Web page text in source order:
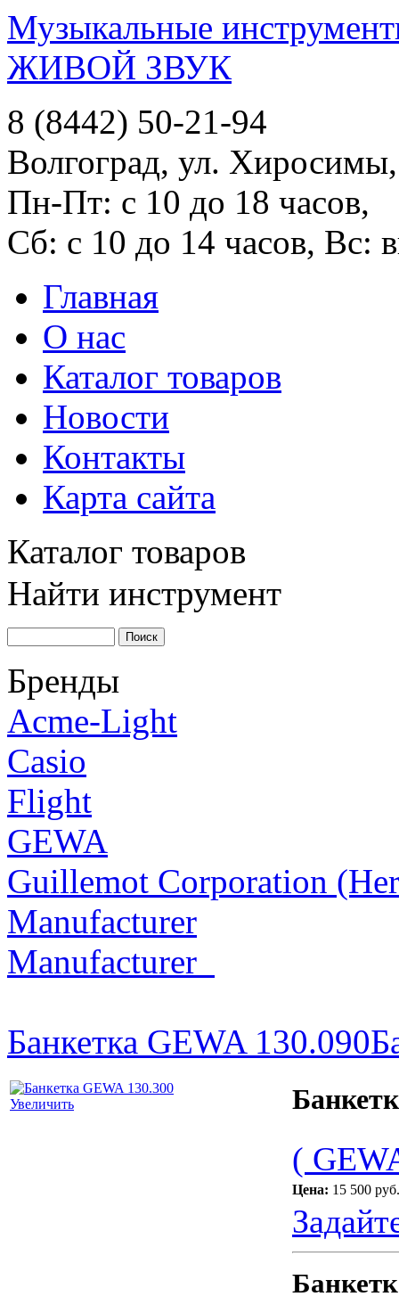
Музыкальные
ЖИВОЙ ЗВУК
8 (8442) 50-21-94
Волгоград, ул.
Пн-Пт: с 10 до 18 часов,
Сб: с 10 до 14 часов, Вс:
Главная
О нас
Каталог товаров
Новости
Контакты
Карта сайта
Каталог товаров
Найти инструмент
Бренды
Acme-Light
Casio
Flight
GEWA
Guillemot Corporation
Manufacturer
Manufacturer_
Банкетка GEWA 130.090
Увеличить
(
Цена: 15 500 руб.